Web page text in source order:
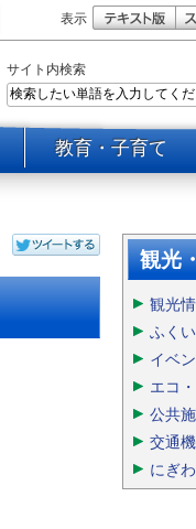
表示
サイト内検索
教育・子育て
観光
観光
ふく
イベ
エコ
公共
交通
にぎ